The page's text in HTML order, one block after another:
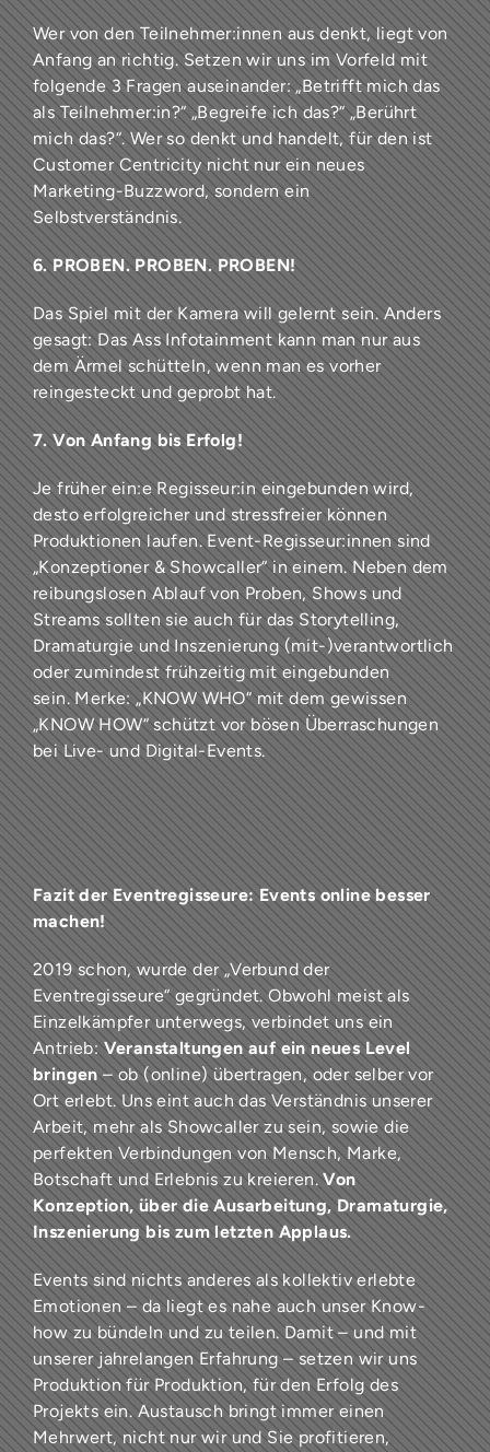
Wer von den Teilnehmer:innen aus denkt, liegt von
Anfang an richtig. Setzen wir uns im Vorfeld mit
folgende 3 Fragen auseinander: „Betrifft mich das
als Teilnehmer:in?“ „Begreife ich das?“ „Berührt
mich das?“. Wer so denkt und handelt, für den ist
Customer Centricity nicht nur ein neues
Marketing-Buzzword, sondern ein
Selbstverständnis.
6. PROBEN. PROBEN. PROBEN!
Das Spiel mit der Kamera will gelernt sein. Anders
gesagt: Das Ass Infotainment kann man nur aus
dem Ärmel schütteln, wenn man es vorher
reingesteckt und geprobt hat.
7. Von Anfang bis Erfolg!
Je früher ein:e Regisseur:in eingebunden wird,
desto erfolgreicher und stressfreier können
Produktionen laufen. Event-Regisseur:innen sind
„Konzeptioner & Showcaller“ in einem. Neben dem
reibungslosen Ablauf von Proben, Shows und
Streams sollten sie auch für das Storytelling,
Dramaturgie und Inszenierung (mit-)verantwortlich
oder zumindest frühzeitig mit eingebunden
sein. Merke: „KNOW WHO“ mit dem gewissen
„KNOW HOW“ schützt vor bösen Überraschungen
bei Live- und Digital-Events.
Fazit der Eventregisseure: Events online besser
machen!
2019 schon, wurde der „Verbund der
Eventregisseure“ gegründet. Obwohl meist als
Einzelkämpfer unterwegs, verbindet uns ein
Antrieb: Veranstaltungen auf ein neues Level
bringen – ob (online) übertragen, oder selber vor
Ort erlebt. Uns eint auch das Verständnis unserer
Arbeit, mehr als Showcaller zu sein, sowie die
perfekten Verbindungen von Mensch, Marke,
Botschaft und Erlebnis zu kreieren.Von
Konzeption, über die Ausarbeitung, Dramaturgie,
Inszenierung bis zum letzten Applaus.
Events sind nichts anderes als kollektiv erlebte
Emotionen – da liegt es nahe auch unser Know-
how zu bündeln und zu teilen. Damit – und mit
unserer jahrelangen Erfahrung – setzen wir uns
Produktion für Produktion, für den Erfolg des
Projekts ein. Austausch bringt immer einen
Mehrwert, nicht nur wir und Sie profitieren,